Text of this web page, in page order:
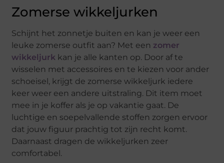
Zomerse wikkeljurken
Schijnt het zonnetje buiten en kan je weer een
leuke zomerse outfit aan? Met een zomer
wikkeljurk kan je alle kanten op. Door af te
wisselen met accessoires en te kiezen voor ander
schoeisel, krijgt de zomerse wikkeljurk iedere
keer weer een andere uitstraling. Dit item moet
mee in je koffer als je op vakantie gaat. De
luchtige en soepelvallende stoffen zorgen ervoor
dat jouw figuur prachtig tot zijn recht komt.
Daarnaast dragen de wikkeljurken zeer
comfortabel.